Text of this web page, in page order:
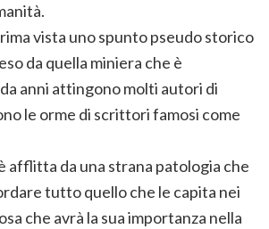
vista uno spunto pseudo storico
da quella miniera che è
da anni attingono molti autori di
le orme di scrittori famosi come
afflitta da una strana patologia che
tutto quello che le capita nei
che avrà la sua importanza nella